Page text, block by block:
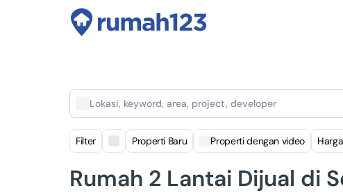
Lokasi, keyword, area, project, developer
Filter Properti Baru Properti dengan video Harga
Rumah 2 Lantai Dijual di